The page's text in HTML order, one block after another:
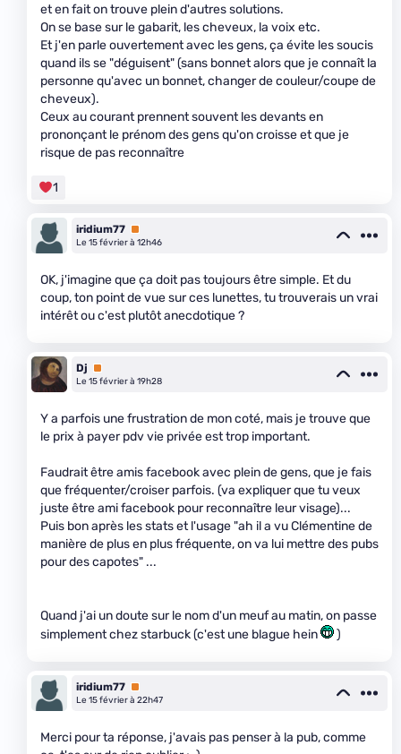
et en fait on trouve plein d'autres solutions.
On se base sur le gabarit, les cheveux, la voix etc.
Et j'en parle ouvertement avec les gens, ça évite les soucis
quand ils se "déguisent" (sans bonnet alors que je connaît la
personne qu'avec un bonnet, changer de couleur/coupe de
cheveux).
Ceux au courant prennent souvent les devants en
prononçant le prénom des gens qu'on croisse et que je
risque de pas reconnaître
1
iridium77 Premium
Le 15 février à 12h46
OK, j'imagine que ça doit pas toujours être simple. Et du
coup, ton point de vue sur ces lunettes, tu trouverais un vrai
intérêt ou c'est plutôt anecdotique ?
Dj
Premium
Le 15 février à 19h28
Y a parfois une frustration de mon coté, mais je trouve que
le prix à payer pdv vie privée est trop important.
Faudrait être amis facebook avec plein de gens, que je fais
que fréquenter/croiser parfois. (va expliquer que tu veux
juste être ami facebook pour reconnaître leur visage)...
Puis bon après les stats et l'usage "ah il a vu Clémentine de
manière de plus en plus fréquente, on va lui mettre des pubs
pour des capotes" ...
Quand j'ai un doute sur le nom d'un meuf au matin, on passe
simplement chez starbuck (c'est une blague hein
)
iridium77 Premium
Le 15 février à 22h47
Merci pour ta réponse, j'avais pas penser à la pub, comme